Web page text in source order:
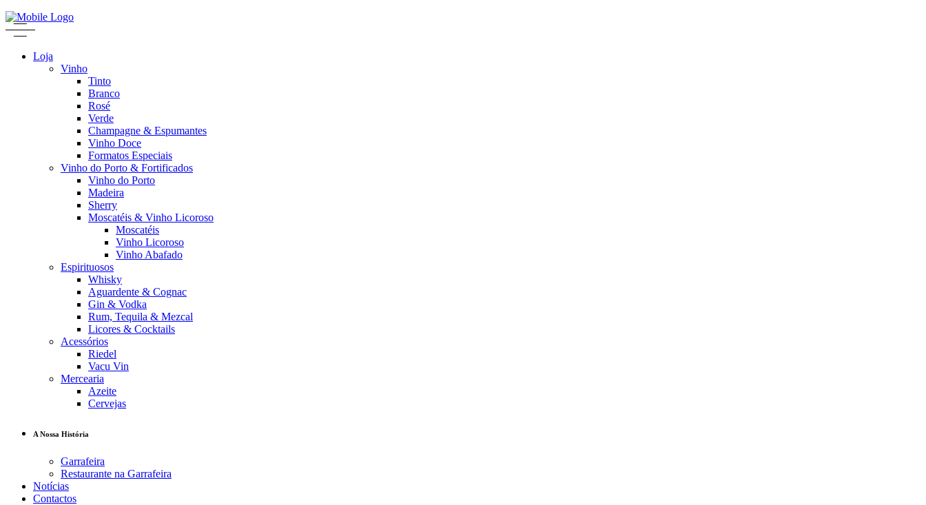
Loja
Vinho
Tinto
Branco
Rosé
Verde
Champagne & Espumantes
Vinho Doce
Formatos Especiais
Vinho do Porto & Fortificados
Vinho do Porto
Madeira
Sherry
Moscatéis & Vinho Licoroso
Moscatéis
Vinho Licoroso
Vinho Abafado
Espirituosos
Whisky
Aguardente & Cognac
Gin & Vodka
Rum, Tequila & Mezcal
Licores & Cocktails
Acessórios
Riedel
Vacu Vin
Mercearia
Azeite
Cervejas
A Nossa História
Garrafeira
Restaurante na Garrafeira
Notícias
Contactos